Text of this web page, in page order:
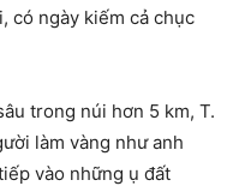
có ngày kiếm cả chục
trong núi hơn 5 km, T.
làm vàng như anh
vào những ụ đất